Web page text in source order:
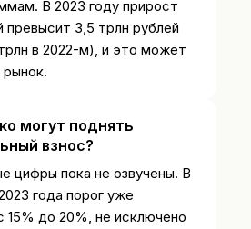
В 2023 году прирост
превысит 3,5 трлн рублей
в 2022-м), и это может
рынок.
могут поднять
взнос?
цифры пока не озвучены. В
года порог уже
15% до 20%, не исключено